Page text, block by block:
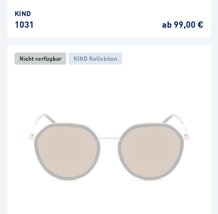
KIND
1031 ab 99,00 €
Nicht verfügbar KIND Kollektion